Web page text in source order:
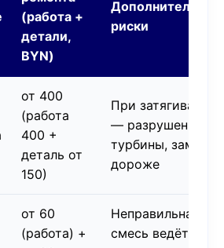
(работа +
детали,
BYN)
Дополнительные
риски
от 400
(работа
400 +
деталь от
150)
При затягивании
— разрушение
турбины, замена
дороже
от 60
(работа) +
Неправильная
смесь ведёт к